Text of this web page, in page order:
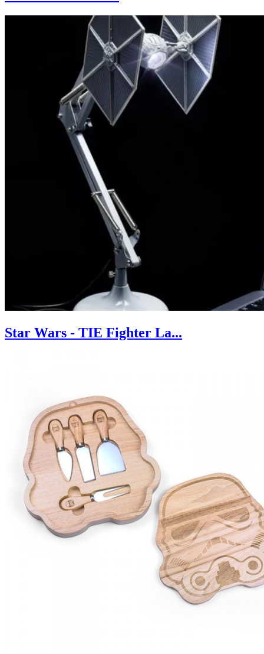
Star Wars - TIE Fighter La...